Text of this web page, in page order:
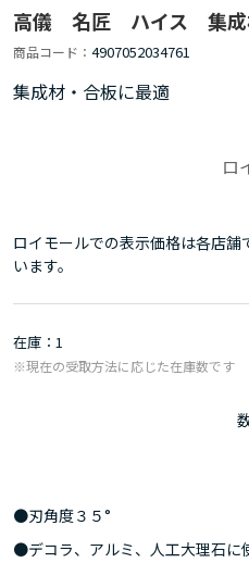
高儀 名匠 ハイス 集
商品コード 4907052034761
集成材・合板に最適
ロ
ロイモールでの表示価格は各店
います。
在庫 1
※現在の受取方法に応じた在庫数です
●刃角度３５°
●デコラ、アルミ、人工大理石に